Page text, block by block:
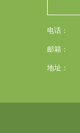
电话：
邮箱：
地址：